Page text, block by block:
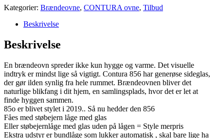
23.740,00 kr..19.995,00 kr..
Contura
Style
Udstillingsmodel
antal
Kategorier: Brændeovne, CONTURA ovne, Tilbud
Beskrivelse
Beskrivelse
En brændeovn spreder ikke kun hygge og varme. Det visuelle
indtryk er mindst lige så vigtigt. Contura 856 har generøse sideglas,
der gør ilden synlig fra hele rummet. Brændeovnen bliver det
naturlige blikfang i dit hjem, en samlingsplads, hvor det er let at
finde hyggen sammen.
85o er blivet stylet i 2019.. Så nu hedder den 856
Fåes med støbejern låge med glas
Eller støbejernlåge med glas uden på lågen = Style merpris
Ekstra udstyr er bundlåge som lukker automatisk , skal bare lige ha